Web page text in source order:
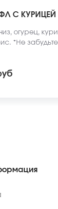
С КУРИЦЕЙ
огурец,
*Не
заказа.
от